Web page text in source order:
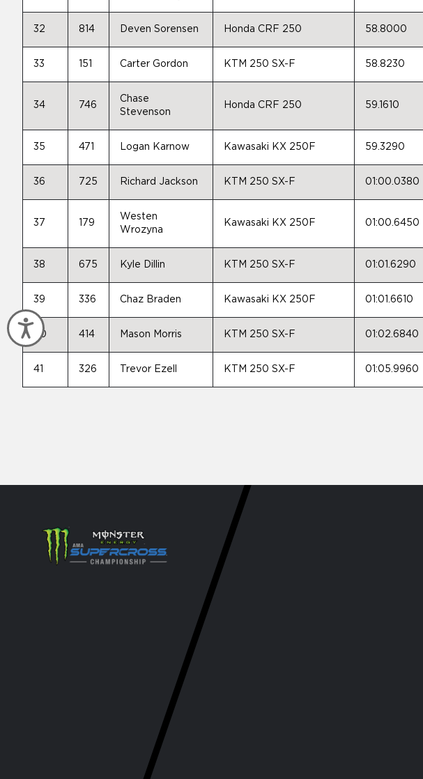
Accessibility
32 814 Deven Sorensen Honda CRF 250 58.8000
33 151 Carter Gordon KTM 250 SX-F 58.8230
34 746
Chase
Stevenson
Honda CRF 250 59.1610
35 471 Logan Karnow Kawasaki KX 250F 59.3290
36 725 Richard Jackson KTM 250 SX-F 01:00.0380
37 179
Westen
Wrozyna
Kawasaki KX 250F 01:00.6450
38 675 Kyle Dillin KTM 250 SX-F 01:01.6290
39 336 Chaz Braden Kawasaki KX 250F 01:01.6610
40 414 Mason Morris KTM 250 SX-F 01:02.6840
41 326 Trevor Ezell KTM 250 SX-F 01:05.9960